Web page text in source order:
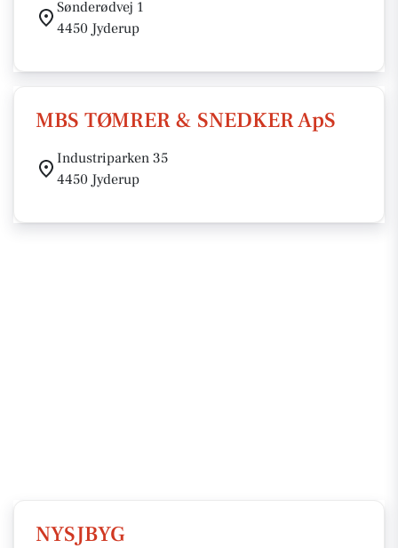
Sønderødvej 1
4450 Jyderup
MBS TØMRER & SNEDKER ApS
Industriparken 35
4450 Jyderup
NYSJBYG